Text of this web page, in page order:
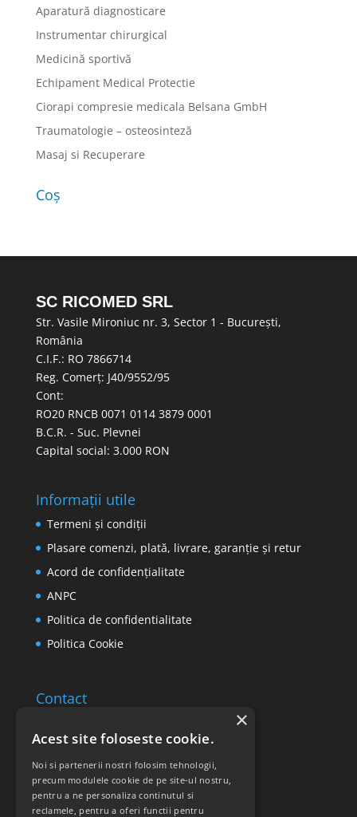
Aparatură diagnosticare
Instrumentar chirurgical
Medicină sportivă
Echipament Medical Protectie
Ciorapi compresie medicala Belsana GmbH
Traumatologie – osteosinteză
Masaj si Recuperare
Coș
SC RICOMED SRL
Str. Vasile Mironiuc nr. 3, Sector 1 - București,
România
C.I.F.: RO 7866714
Reg. Comerț: J40/9552/95
Cont:
RO20 RNCB 0071 0114 3879 0001
B.C.R. - Suc. Plevnei
Capital social: 3.000 RON
Informații utile
Termeni și condiții
Plasare comenzi, plată, livrare, garanție și retur
Acord de confidențialitate
ANPC
Politica de confidentialitate
Politica Cookie
Contact
Retur produse
Acest site foloseste cookie.
Noi si partenerii nostri folosim tehnologii,
precum modulele cookie de pe site-ul nostru,
pentru a ne personaliza continutul si
reclamele, pentru a oferi functii pentru
×